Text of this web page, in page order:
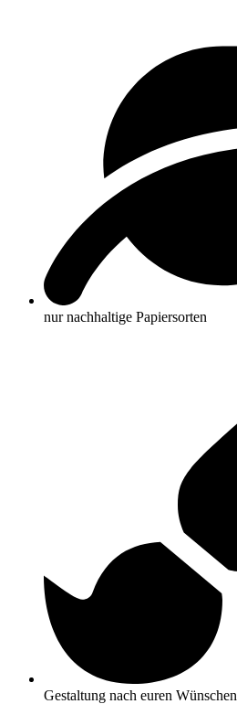
nur nachhaltige Papiersorten
Gestaltung nach euren Wünschen